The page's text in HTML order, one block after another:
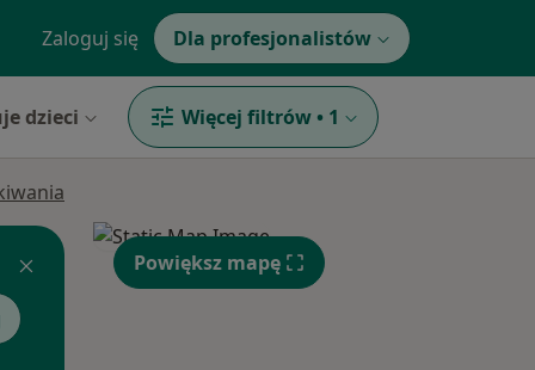
Zaloguj się Dla profesjonalistów
dzieci Więcej filtrów • 1
Powiększ mapę